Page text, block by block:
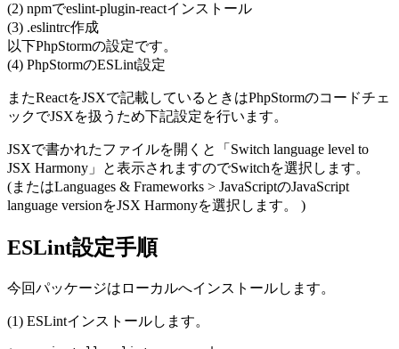
(2) npmでeslint-plugin-reactインストール
(3) .eslintrc作成
以下PhpStormの設定です。
(4) PhpStormのESLint設定
またReactをJSXで記載しているときはPhpStormのコードチェ
ックでJSXを扱うため下記設定を行います。
JSXで書かれたファイルを開くと「Switch language level to
JSX Harmony」と表示されますのでSwitchを選択します。
(またはLanguages & Frameworks > JavaScriptのJavaScript
language versionをJSX Harmonyを選択します。 )
ESLint設定手順
今回パッケージはローカルへインストールします。
(1) ESLintインストールします。